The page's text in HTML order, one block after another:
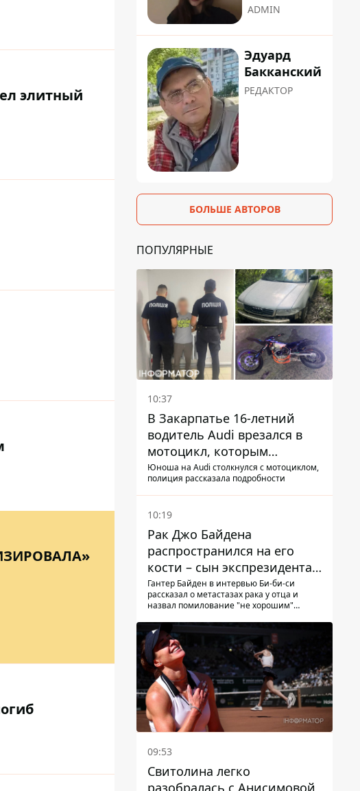
элитный
ADMIN
Эдуард
Бакканский
РЕДАКТОР
БОЛЬШЕ АВТОРОВ
ПОПУЛЯРНЫЕ
10:37
В Закарпатье 16-летний
водитель Audi врезался в
мотоцикл, которым
управлял 10-летний
мальчик
Юноша на Audi столкнулся с мотоциклом,
полиция рассказала подробности
10:19
Рак Джо Байдена
распространился на его
кости – сын экспрезидента
США рассказал, что болезнь
отца прогрессирует
Гантер Байден в интервью Би-би-си
рассказал о метастазах рака у отца и
назвал помилование "не хорошим"
09:53
Свитолина легко